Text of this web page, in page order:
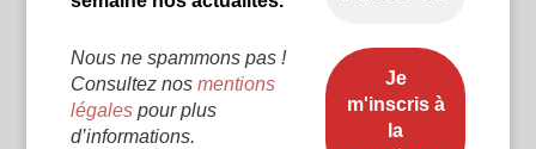
Nous ne spammons pas !
Consultez nos mentions
légalespour plus
d’informations.